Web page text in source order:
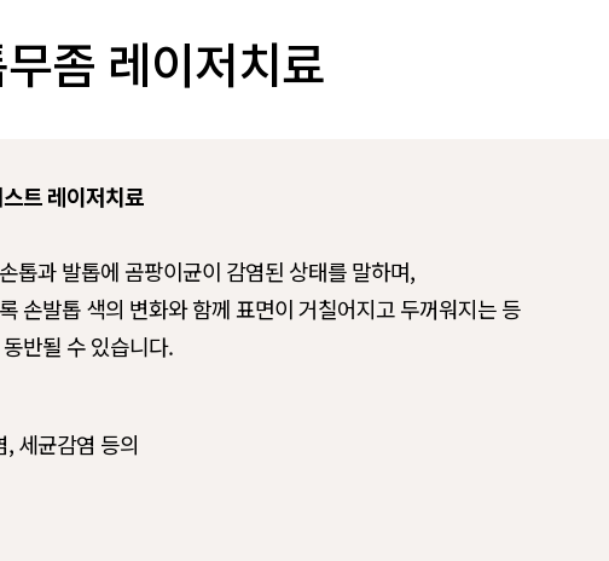
좀 레이저치료
트 레이저치료
톱과 발톱에 곰팡이균이 감염된 상태를 말하며,
손발톱 색의 변화와 함께 표면이 거칠어지고 두꺼워지는 등
반될 수 있습니다.
세균감염 등의